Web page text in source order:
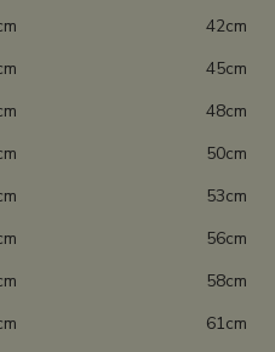
42cm
45cm
48cm
50cm
53cm
56cm
58cm
61cm